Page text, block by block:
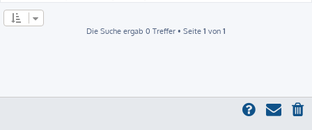
Die Suche ergab 0 Treffer • Seite 1 von 1